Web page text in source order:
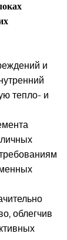
и
тепло- и
облегчив